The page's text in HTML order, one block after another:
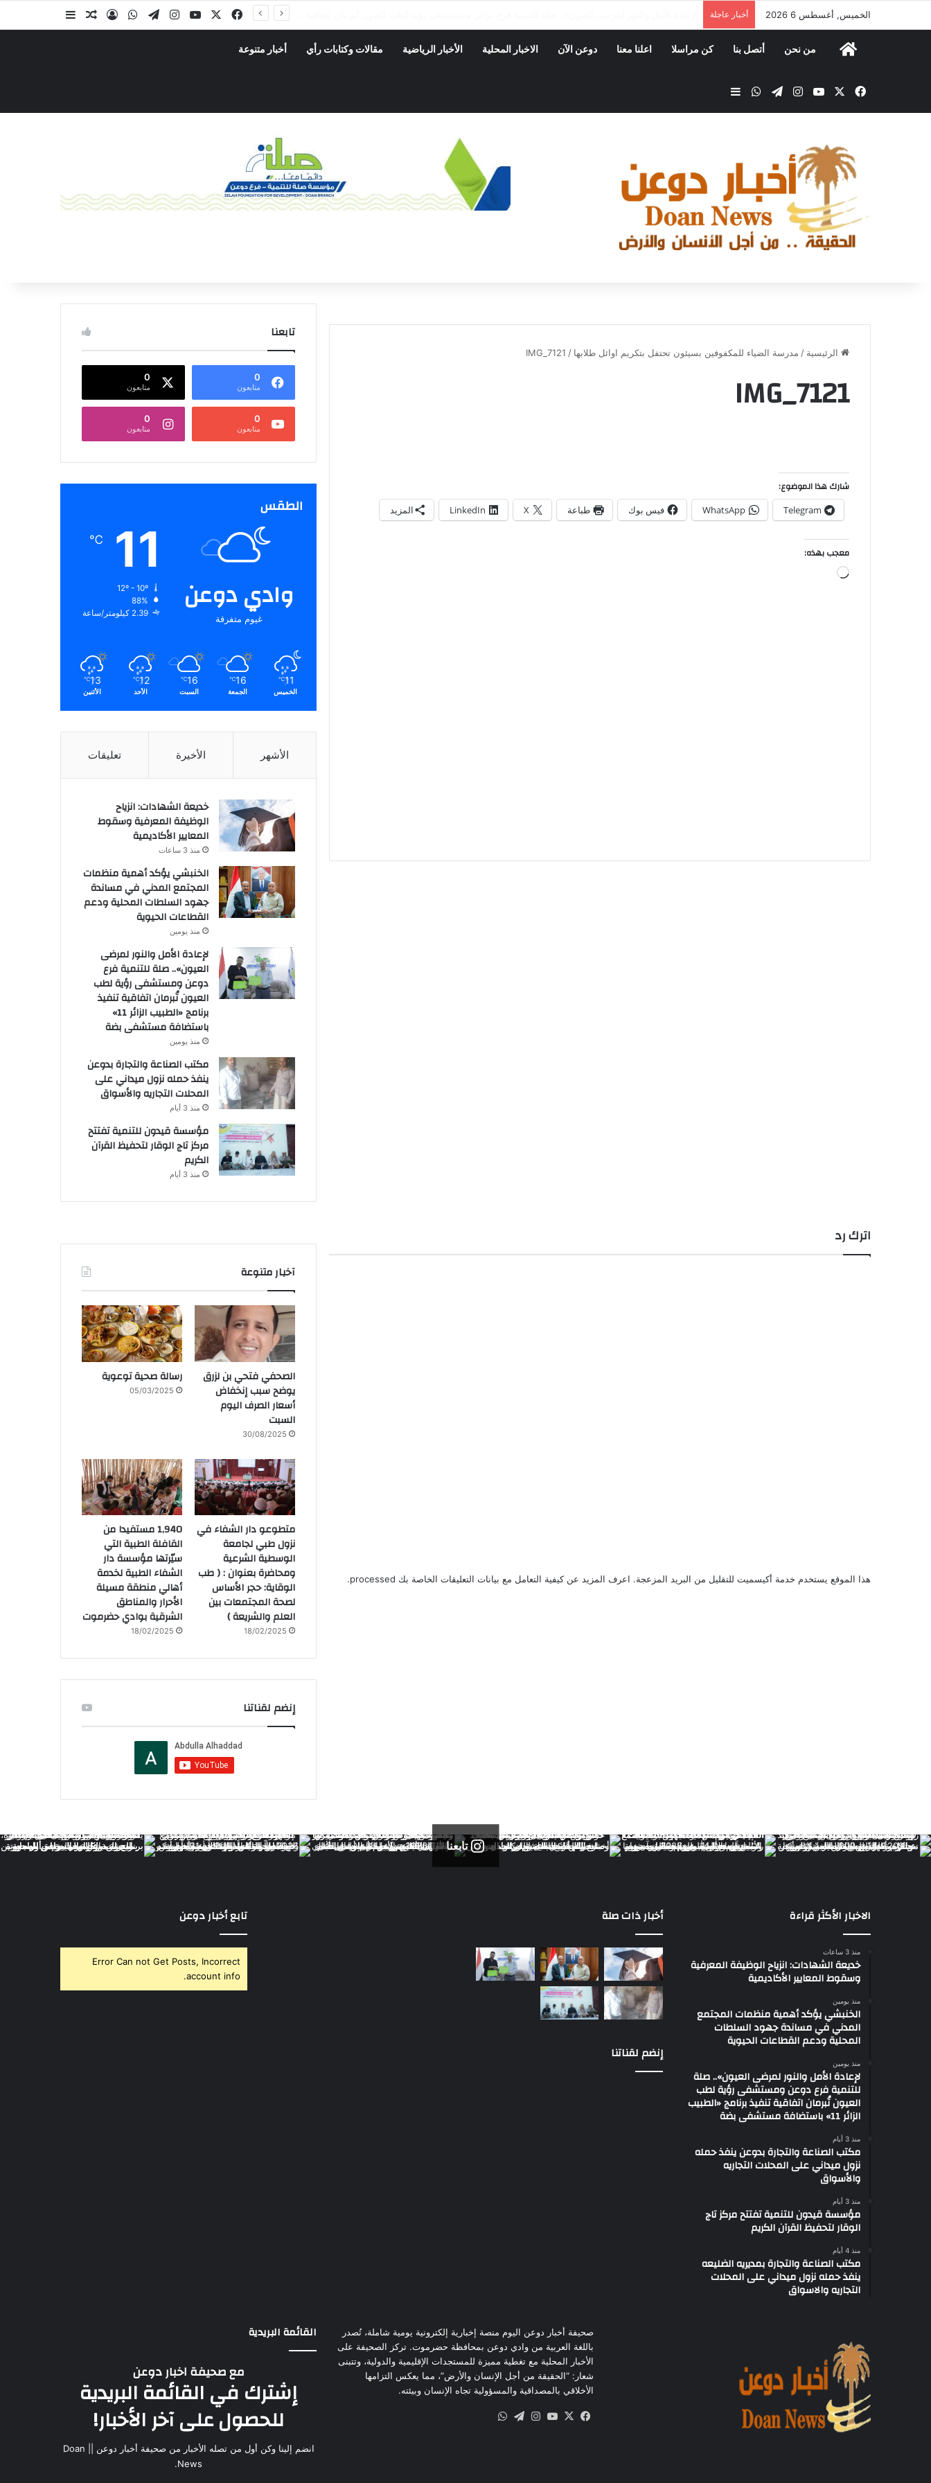
الخميس, أغسطس 6 2026 أخبار عاجلة
من نحن أتصل بنا كن مراسلا اعلنا معنا دوعن الآن الاخبار المحلية الأخبار الرياضية مقالات وكتابات رأي أخبار متنوعة
الرئيسية / مدرسة الضياء للمكفوفين بسيئون تحتفل بتكريم اوائل طلابها /
IMG_7121
IMG_7121
شارك هذا الموضوع:
Telegram
WhatsApp فيس بوك طباعة X
LinkedIn المزيد
معجب بهذه:
اترك رد
هذا الموقع يستخدم خدمة أكيسميت للتقليل من البريد المزعجة. اعرف المزيد عن كيفية التعامل مع بيانات التعليقات الخاصة بك processed .
تابعنا
0
متابعون
0
متابعون
0
متابعون
0
متابعون
الطقس
وادي دوعن
غيوم متفرقة
11
℃
88%
2.39 كيلومتر/ساعة
11
℃
الخميس
16
℃
الجمعة
16
℃
السبت
12
℃
الأحد
13
℃
الأثنين
الأشهر الأخيرة تعليقات
خديعة الشهادات: انزياح
الوظيفة المعرفية وسقوط
المعايير الأكاديمية
منذ 3 ساعات
الخنبشي يؤكد أهمية منظمات
المجتمع المدني في مساندة
جهود السلطات المحلية ودعم
القطاعات الحيوية
منذ يومين
لإعادة الأمل والنور لمرضى
العيون».. صلة للتنمية فرع
دوعن ومستشفى رؤية لطب
العيون تُبرمان اتفاقية تنفيذ
برنامج «الطبيب الزائر 11»
باستضافة مستشفى بضة
منذ يومين
مكتب الصناعة والتجارة بدوعن
ينفذ حمله نزول ميداني على
المحلات التجاريه والأسواق
منذ 3 أيام
مؤسسة قيدون للتنمية تفتتح
مركز تاج الوقار لتحفيظ القرآن
الكريم
منذ 3 أيام
آخبار متنوعة
الصحفي فتحي بن لزرق
يوضح سبب إنخفاض
أسعار الصرف اليوم
السبت
30/08/2025
رسالة صحية توعوية
05/03/2025
متطوعو دار الشفاء في
نزول طبي لجامعة
الوسطية الشرعية
ومحاضرة بعنوان : ( طب
الوقاية: حجر الأساس
لصحة المجتمعات بين
العلم والشريعة )
18/02/2025
1,940 مستفيدا من
القافلة الطبية التي
سيّرتها مؤسسة دار
الشفاء الطبية لخدمة
أهالي منطقة مسيلة
الأحرار والمناطق
الشرقية بوادي حضرموت
18/02/2025
إنضم لقناتنا
تابعنا
الاخبار الأكثر قراءة
منذ 3 ساعات
خديعة الشهادات: انزياح الوظيفة المعرفية
وسقوط المعايير الأكاديمية
منذ يومين
الخنبشي يؤكد أهمية منظمات المجتمع
المدني في مساندة جهود السلطات
المحلية ودعم القطاعات الحيوية
منذ يومين
لإعادة الأمل والنور لمرضى العيون».. صلة
للتنمية فرع دوعن ومستشفى رؤية لطب
العيون تُبرمان اتفاقية تنفيذ برنامج «الطبيب
الزائر 11» باستضافة مستشفى بضة
منذ 3 أيام
مكتب الصناعة والتجارة بدوعن ينفذ حمله
نزول ميداني على المحلات التجاريه
والأسواق
منذ 3 أيام
مؤسسة قيدون للتنمية تفتتح مركز تاج
الوقار لتحفيظ القرآن الكريم
منذ 4 أيام
مكتب الصناعة والتجارة بمديريه الضليعه
ينفذ حمله نزول ميداني على المحلات
التجاريه والاسواق
أخبار ذات صلة
إنضم لقناتنا
تابع أخبار دوعن
Error Can not Get Posts, Incorrect
account info.
صحيفة أخبار دوعن اليوم منصة إخبارية إلكترونية يومية شاملة، تُصدر
باللغة العربية من وادي دوعن بمحافظة حضرموت. تركز الصحيفة على
الأخبار المحلية مع تغطية مميزة للمستجدات الإقليمية والدولية، وتتبنى
شعار: “الحقيقة من أجل الإنسان والأرض”، مما يعكس التزامها
الأخلاقي بالمصداقية والمسؤولية تجاه الإنسان وبيئته.
القائمة البريدية
مع صحيفة اخبار دوعن
إشترك في القائمة البريدية
للحصول على آخر الأخبار!
انضم إلينا وكن أول من تصله الأخبار من صحيفة أخبار دوعن || Doan
News.